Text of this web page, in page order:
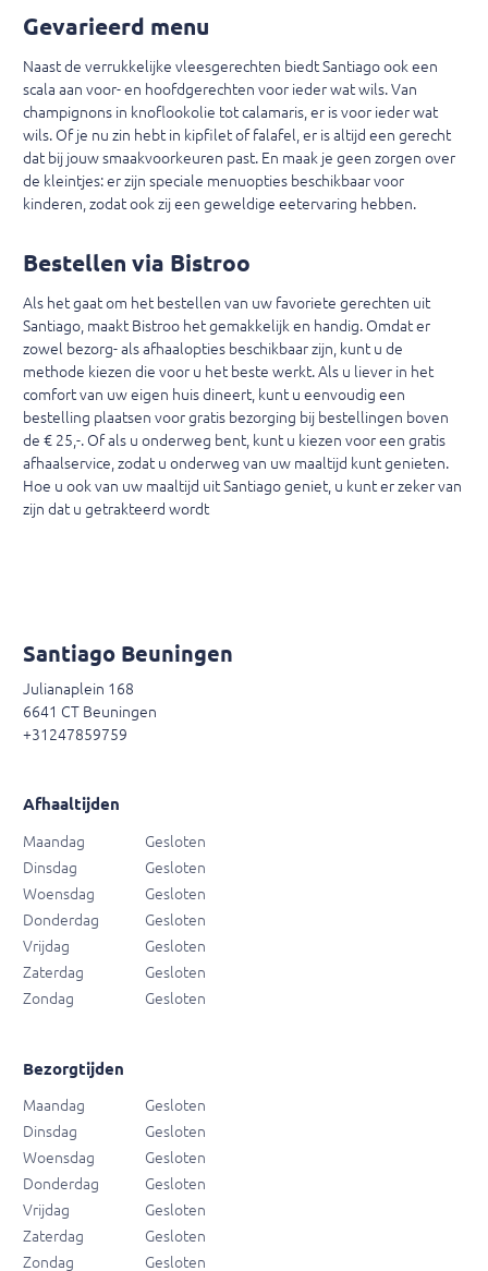
Gevarieerd menu
Naast de verrukkelijke vleesgerechten biedt Santiago ook een
scala aan voor- en hoofdgerechten voor ieder wat wils. Van
champignons in knoflookolie tot calamaris, er is voor ieder wat
wils. Of je nu zin ​​hebt in kipfilet of falafel, er is altijd een gerecht
dat bij jouw smaakvoorkeuren past. En maak je geen zorgen over
de kleintjes: er zijn speciale menuopties beschikbaar voor
kinderen, zodat ook zij een geweldige eetervaring hebben.
Bestellen via Bistroo
Als het gaat om het bestellen van uw favoriete gerechten uit
Santiago, maakt Bistroo het gemakkelijk en handig. Omdat er
zowel bezorg- als afhaalopties beschikbaar zijn, kunt u de
methode kiezen die voor u het beste werkt. Als u liever in het
comfort van uw eigen huis dineert, kunt u eenvoudig een
bestelling plaatsen voor gratis bezorging bij bestellingen boven
de € 25,-. Of als u onderweg bent, kunt u kiezen voor een gratis
afhaalservice, zodat u onderweg van uw maaltijd kunt genieten.
Hoe u ook van uw maaltijd uit Santiago geniet, u kunt er zeker van
zijn dat u getrakteerd wordt
Santiago Beuningen
Julianaplein 168
6641 CT Beuningen
+31247859759
Afhaaltijden
Maandag
Gesloten
Dinsdag
Gesloten
Woensdag
Gesloten
Donderdag
Gesloten
Vrijdag
Gesloten
Zaterdag
Gesloten
Zondag
Gesloten
Bezorgtijden
Maandag
Gesloten
Dinsdag
Gesloten
Woensdag
Gesloten
Donderdag
Gesloten
Vrijdag
Gesloten
Zaterdag
Gesloten
Zondag
Gesloten